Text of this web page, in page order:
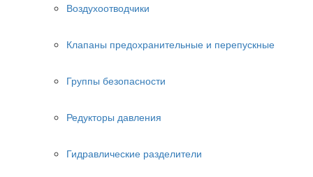
Воздухоотводчики
Клапаны предохранительные и перепускные
Группы безопасности
Редукторы давления
Гидравлические разделители